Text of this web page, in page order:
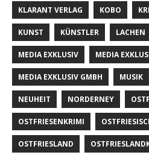
KLARANT VERLAG KOBO
KUNST KÜNSTLER LACHEN
MEDIA EXKLUSIV MEDIA
MEDIA EXKLUSIV GMBH MUSIK
NEUHEIT NORDERNEY
OSTFRIESENKRIMI
OSTFRIESLAND